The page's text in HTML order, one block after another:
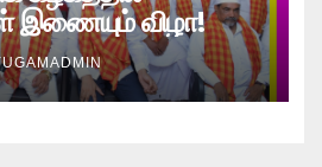
இணையும் விழா!